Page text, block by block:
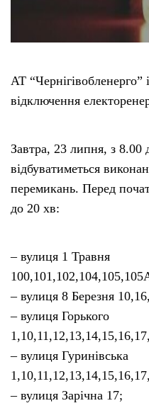
Етичний кодекс
АТ
відключення
Завтра, 23 липня, з 8.00
відбуватиметься
перемикань. Перед
до 20 хв:
– вулиця 1 Травня
– вулиця 8 Березня
– вулиця Горького
– вулиця Гуринівська
– вулиця Зарічна 17;